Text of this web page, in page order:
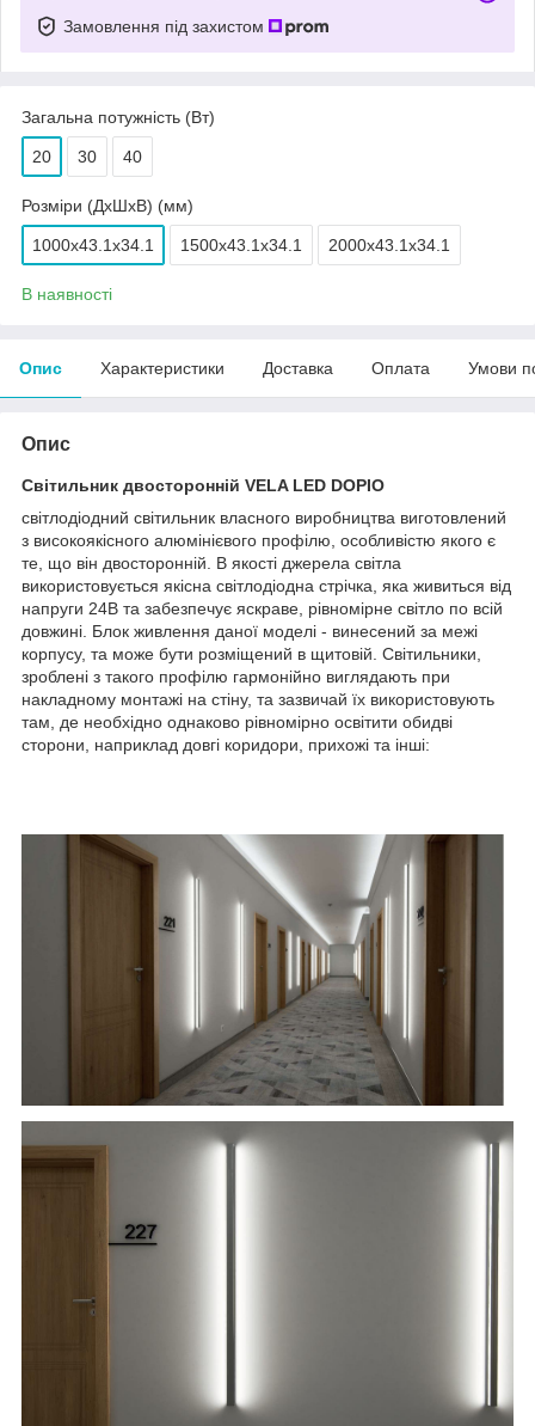
Замовлення під захистом
Загальна потужність (Вт)
20 30 40
Розміри (ДхШхВ) (мм)
1000x43.1x34.1 1500x43.1x34.1 2000x43.1x34.1
В наявності
Опис Характеристики Доставка Оплата Умови
Опис
Світильник двосторонній VELA LED DOPIO
світлодіодний світильник власного виробництва виготовлений
з високоякісного алюмінієвого профілю, особливістю якого є
те, що він двосторонній. В якості джерела світла
використовується якісна світлодіодна стрічка, яка живиться від
напруги 24В та забезпечує яскраве, рівномірне світло по всій
довжині. Блок живлення даної моделі - винесений за межі
корпусу, та може бути розміщений в щитовій. Світильники,
зроблені з такого профілю гармонійно виглядають при
накладному монтажі на стіну, та зазвичай їх використовують
там, де необхідно однаково рівномірно освітити обидві
сторони, наприклад довгі коридори, прихожі та інші: